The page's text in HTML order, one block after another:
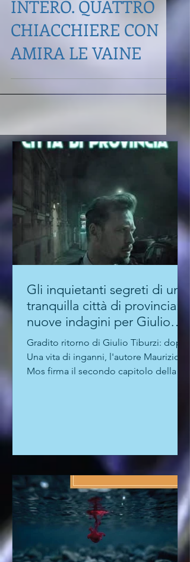
LIBRO, UN UNIVERSO
INTERO. QUATTRO
CHIACCHIERE CON
AMIRA LE VAINE
Gli inquietanti segreti di una
tranquilla città di provincia:
nuove indagini per Giulio
Tiburzi
Gradito ritorno di Giulio Tiburzi: dopo
luogo di fantasia della Bassa Padana,
in "una piccola città di provincia dove
non succede niente, ma sottotraccia,
negli angoli bui, tutti cercano di farsi i
loro affari. Non sempre leciti". La
prosa di Mos è molto attenta alle
ambientazioni e agli stati d'anim